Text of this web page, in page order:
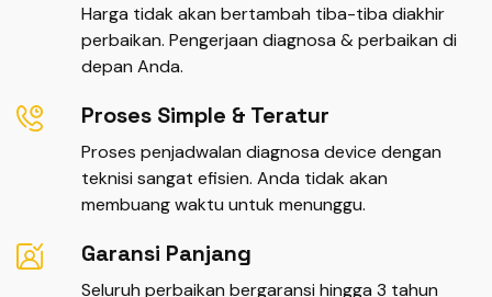
Harga tidak akan bertambah tiba-tiba diakhir
perbaikan. Pengerjaan diagnosa & perbaikan di
depan Anda.
Proses Simple & Teratur
Proses penjadwalan diagnosa device dengan
teknisi sangat efisien. Anda tidak akan
membuang waktu untuk menunggu.
Garansi Panjang
Seluruh perbaikan bergaransi hingga 3 tahun